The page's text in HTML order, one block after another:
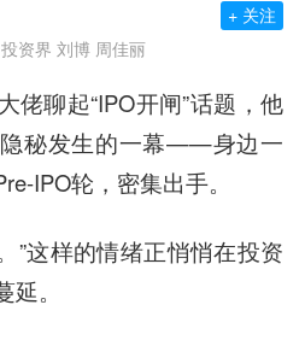
投资界 刘博 周佳丽
+ 关注
佬聊起“IPO开闸”话题，他
秘发生的一幕——身边一
IPO轮，密集出手。
”这样的情绪正悄悄在投资
。